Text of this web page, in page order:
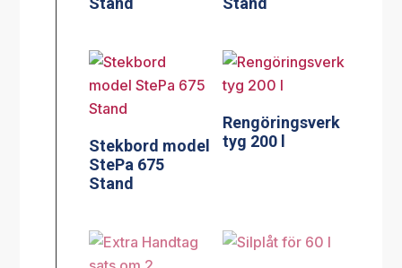
Stekbord model
StePa 675
Stand
Rengöringsverk
tyg 200 l